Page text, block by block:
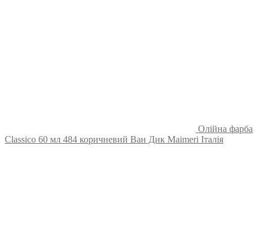
Олійна фарба
Classico 60 мл 484 коричневий Ван Дик Maimeri Італія